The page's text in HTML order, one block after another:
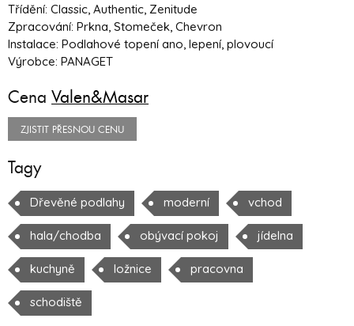
Třídění: Classic, Authentic, Zenitude
Zpracování: Prkna, Stomeček, Chevron
Instalace: Podlahové topení ano, lepení, plovoucí
Výrobce: PANAGET
Cena Valen&Masar
ZJISTIT PŘESNOU CENU
Tagy
Dřevěné podlahy moderní vchod
hala/chodba obývací pokoj jídelna
kuchyně ložnice pracovna
schodiště